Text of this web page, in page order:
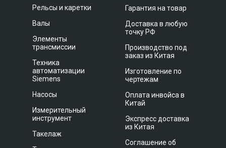
Рельсы и каретки
Валы
Элементы
трансмиссии
Техника
автоматизации
Siemens
Насосы
Измерительный
инструмент
Такелаж
Гарантия на товар
Доставка в любую
точку РФ
Производство под
заказ из Китая
Изготовление по
чертежам
Оплата инвойса в
Китай
Экспресс доставка
из Китая
Соглашение об